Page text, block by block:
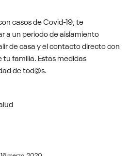
casos de Covid-19, te
a un periodo de aislamiento
de casa y el contacto directo con
familia. Estas medidas
de tod@s.